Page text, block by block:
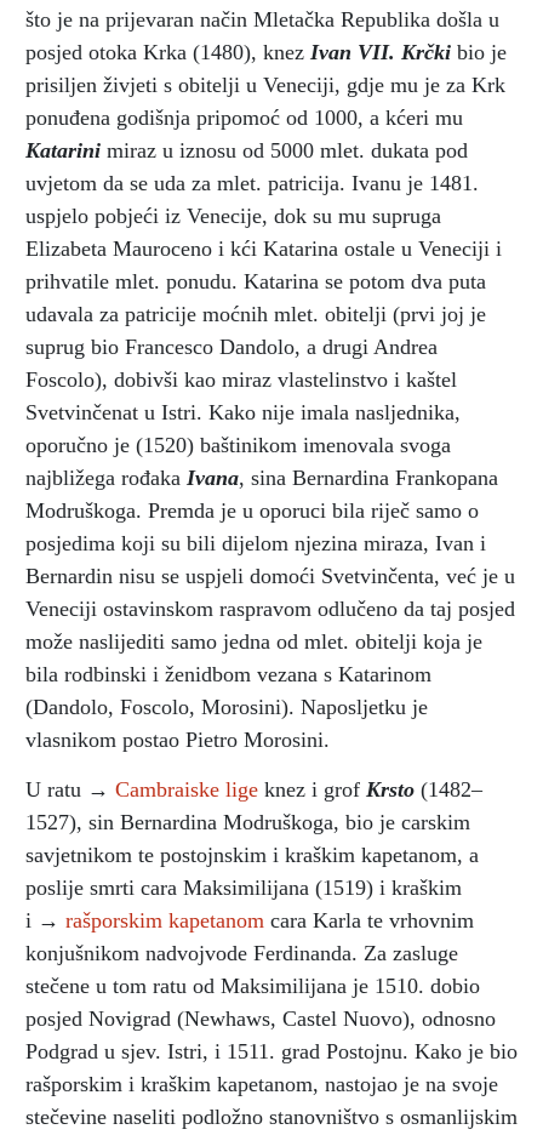
što je na prijevaran način Mletačka Republika došla u
posjed otoka Krka (1480), knez Ivan VII. Krčki bio je
prisiljen živjeti s obitelji u Veneciji, gdje mu je za Krk
ponuđena godišnja pripomoć od 1000, a kćeri mu
Katarini miraz u iznosu od 5000 mlet. dukata pod
uvjetom da se uda za mlet. patricija. Ivanu je 1481.
uspjelo pobjeći iz Venecije, dok su mu supruga
Elizabeta Mauroceno i kći Katarina ostale u Veneciji i
prihvatile mlet. ponudu. Katarina se potom dva puta
udavala za patricije moćnih mlet. obitelji (prvi joj je
suprug bio Francesco Dandolo, a drugi Andrea
Foscolo), dobivši kao miraz vlastelinstvo i kaštel
Svetvinčenat u Istri. Kako nije imala nasljednika,
oporučno je (1520) baštinikom imenovala svoga
najbližega rođaka Ivana, sina Bernardina Frankopana
Modruškoga. Premda je u oporuci bila riječ samo o
posjedima koji su bili dijelom njezina miraza, Ivan i
Bernardin nisu se uspjeli domoći Svetvinčenta, već je u
Veneciji ostavinskom raspravom odlučeno da taj posjed
može naslijediti samo jedna od mlet. obitelji koja je
bila rodbinski i ženidbom vezana s Katarinom
(Dandolo, Foscolo, Morosini). Naposljetku je
vlasnikom postao Pietro Morosini.
U ratu → Cambraiske lige knez i grof Krsto (1482–
1527), sin Bernardina Modruškoga, bio je carskim
savjetnikom te postojnskim i kraškim kapetanom, a
poslije smrti cara Maksimilijana (1519) i kraškim
i → rašporskim kapetanom cara Karla te vrhovnim
konjušnikom nadvojvode Ferdinanda. Za zasluge
stečene u tom ratu od Maksimilijana je 1510. dobio
posjed Novigrad (Newhaws, Castel Nuovo), odnosno
Podgrad u sjev. Istri, i 1511. grad Postojnu. Kako je bio
rašporskim i kraškim kapetanom, nastojao je na svoje
stečevine naseliti podložno stanovništvo s osmanlijskim